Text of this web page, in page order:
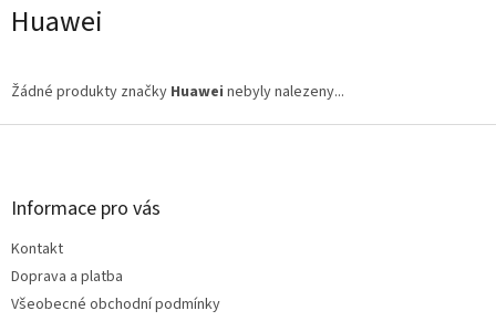
Huawei
Žádné produkty značky Huawei nebyly nalezeny...
Z
Informace pro vás
Kontakt
Doprava a platba
Všeobecné obchodní podmínky